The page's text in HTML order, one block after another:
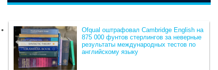
Ofqual оштрафовал Cambridge English на
875 000 фунтов стерлингов за неверные
результаты международных тестов по
английскому языку